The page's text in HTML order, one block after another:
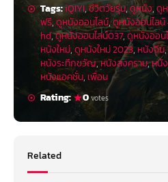
Tags:iQIYI,ชีวิตวัยรุ่น,ดูหนัง,ดู
ฟรี,ดูหนังออนไลน์,ดูหนังออนไลน์
hd,ดูหนังออนไลน์037,ดูหนังออน
หนังใหม่,ดูหนังใหม่ 2023, หนังจีน
หนังระทึกขวัญ,หนังสงคราม,หนั
หนังแอคชั่น, เพื่อน
Rating:
0votes
Related